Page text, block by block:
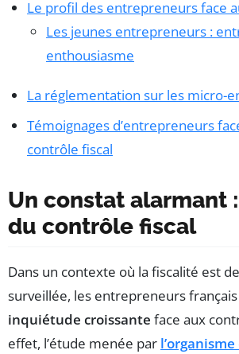
Le profil des entrepreneurs face
Les jeunes entrepreneurs :
enthousiasme
La réglementation sur les micro-
Témoignages d’entrepreneurs
contrôle fiscal
Un constat alarmant
du contrôle fiscal
Dans un contexte où la fiscalité est
surveillée, les entrepreneurs
inquiétude croissante face aux
effet, l’étude menée par